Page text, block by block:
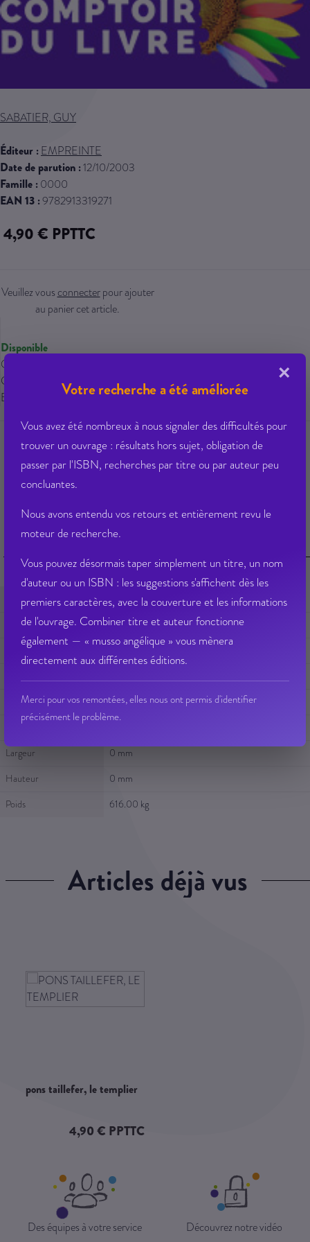
Votre recherche a été améliorée
Vous avez été nombreux à nous signaler des difficultés pour
trouver un ouvrage : résultats hors sujet, obligation de
passer par l'ISBN, recherches par titre ou par auteur peu
concluantes.
Nous avons entendu vos retours et entièrement revu le
moteur de recherche.
Vous pouvez désormais taper simplement un titre, un nom
d'auteur ou un ISBN : les suggestions s'affichent dès les
premiers caractères, avec la couverture et les informations
de l'ouvrage. Combiner titre et auteur fonctionne
également — « musso angélique » vous mènera
directement aux différentes éditions.
Merci pour vos remontées, elles nous ont permis d'identifier
précisément le problème.
×
SABATIER, GUY
Éditeur : EMPREINTE
Date de parution :12/10/2003
Famille : 0000
EAN 13 :9782913319271
4,90 € PPTTC
Veuillez vous connecterpour ajouter
au panier cet article.
Disponible
Qté dispo en magasin : 0
Gisement : 01-701-C
Etat Dilicom : Disponible
Ajouter à ma liste d’envie
Envoyer à un ami
Fiche Technique
EAN 13
9782913319271
Titre
PONS TAILLEFER, LE TEMPLIER
Auteur
SABATIER, GUY
Collection
LETTRES DU SUD
Epaisseur
Largeur
0 mm
Hauteur
0 mm
Poids
616.00 kg
articles déjà vus
pons taillefer, le templier
4,90 € PPTTC
Des équipes à votre service Découvrez notre vidéo